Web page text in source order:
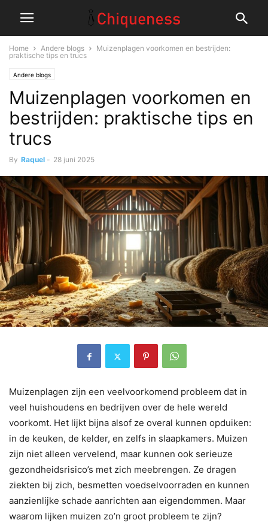
Home Andere blogs
Muizenplagen voorkomen en bestrijden:
praktische tips en trucs
Andere blogs
Muizenplagen voorkomen en
bestrijden: praktische tips en
trucs
By Raquel - 28 juni 2025
Muizenplagen zijn een veelvoorkomend probleem dat in
veel huishoudens en bedrijven over de hele wereld
voorkomt. Het lijkt bijna alsof ze overal kunnen opduiken:
in de keuken, de kelder, en zelfs in slaapkamers. Muizen
zijn niet alleen vervelend, maar kunnen ook serieuze
gezondheidsrisico’s met zich meebrengen. Ze dragen
ziekten bij zich, besmetten voedselvoorraden en kunnen
aanzienlijke schade aanrichten aan eigendommen. Maar
waarom lijken muizen zo’n groot probleem te zijn?